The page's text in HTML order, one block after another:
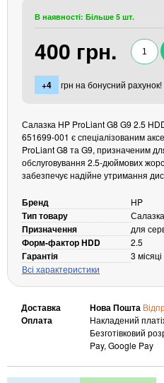
Кабелі та роз'єми
Хаби і кардридери
Фильтри та стабілізатори
Павербанки
Аксесуари для ноутбуків
Акумулятори
Зовнішні блоки живлення
Монітори
Клавіатури, миші, комплекти
Відеоспостереження
IP-камери
Автоматичні вимикачі
Акумулятори для ДБЖ
В наявності: Більше 5 шт.
400 грн.
+4 грн на бонусний рахунок!
Салазка HP ProLiant G8 G9 2.5
651699-001 є спеціалізованим
ProLiant G8 та G9, призначеним
обслуговування 2.5-дюймових
забезпечує надійне утримання
Бренд HP
Тип товару Салазка
Призначення для
Форм-фактор HDD 2.5
Гарантія
3 місяці
Всі характеристики
Доставка Нова Пошта
Оплата
Накладений
Безготівковий
Pay, Google Pay